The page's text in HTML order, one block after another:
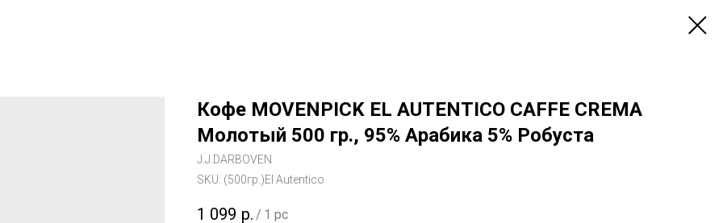
Кофе MOVENPICK EL AUTENTICO CAFFE CREMA
Молотый 500 гр., 95% Арабика 5% Робуста
J.J.DARBOVEN
SKU: (500гр.)El Autentico
1 099 р. / 1 pc